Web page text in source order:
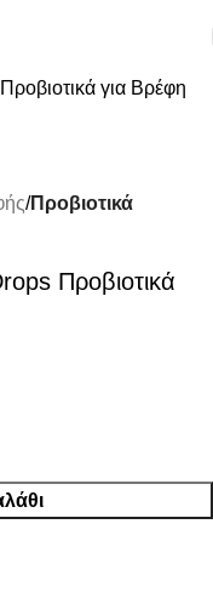
ΤΩΝ 45€
Προβιοτικά
Προβιοτικά